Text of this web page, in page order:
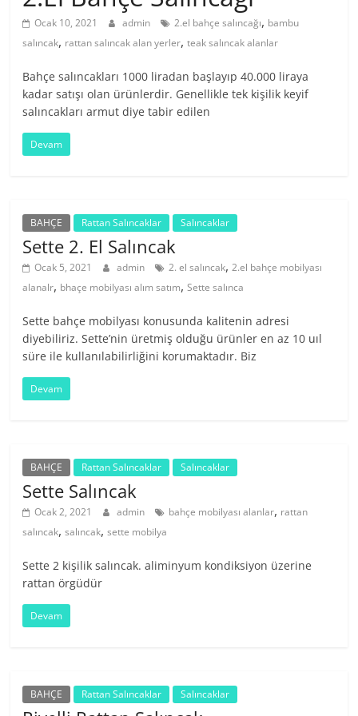
Ocak 10, 2021 admin 2.el bahçe salıncağı, bambu
salıncak, rattan salıncak alan yerler,teak salıncak alanlar
Bahçe salıncakları 1000 liradan başlayıp 40.000 liraya
kadar satışı olan ürünlerdir. Genellikle tek kişilik keyif
salıncakları armut diye tabir edilen
Devam
BAHÇE Rattan Salıncaklar Salıncaklar
Sette 2. El Salıncak
Ocak 5, 2021 admin 2. el salıncak,2.el bahçe mobilyası
alanalr, bhaçe mobilyası alım satım,Sette salınca
Sette bahçe mobilyası konusunda kalitenin adresi
diyebiliriz. Sette’nin üretmiş olduğu ürünler en az 10 uıl
süre ile kullanılabilirliğini korumaktadır. Biz
Devam
BAHÇE Rattan Salıncaklar Salıncaklar
Sette Salıncak
Ocak 2, 2021 admin bahçe mobilyası alanlar, rattan
salıncak,salıncak,sette mobilya
Sette 2 kişilik salıncak. aliminyum kondiksiyon üzerine
rattan örgüdür
Devam
BAHÇE Rattan Salıncaklar Salıncaklar